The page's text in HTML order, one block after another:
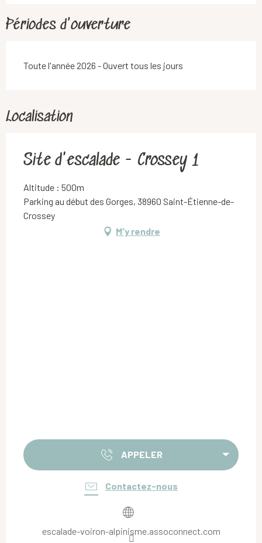
Périodes d'ouverture
Toute l'année 2026 - Ouvert tous les jours
Localisation
Site d'escalade - Crossey 1
Altitude : 500m
Parking au début des Gorges, 38960 Saint-Étienne-de-
Crossey
M'y rendre
APPELER
Contactez-nous
escalade-voiron-alpinisme.assoconnect.com